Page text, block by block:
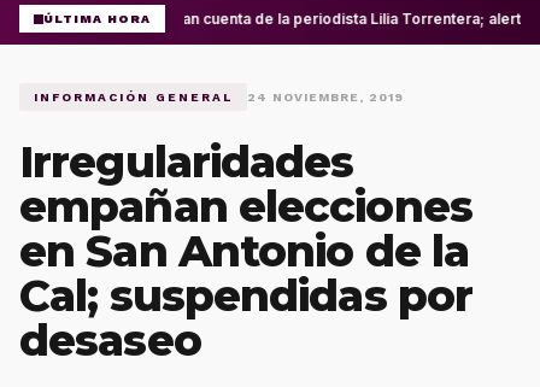
ÚLTIMA HORA Roban cuenta de la periodista Lilia Torrentera;
INFORMACIÓN GENERAL 24 NOVIEMBRE, 2019
Irregularidades
empañan elecciones
en San Antonio de la
Cal; suspendidas por
desaseo